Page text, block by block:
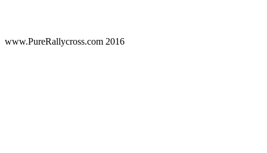
www.PureRallycross.com 2016